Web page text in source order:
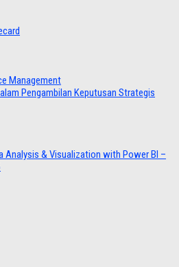
Management
Pengambilan Keputusan Strategis
Analysis & Visualization with Power BI –